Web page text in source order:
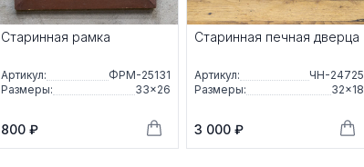
Старинная рамка
Артикул:
ФРМ-25131
Размеры:
33×26
800 ₽
Старинная печная дверца
Артикул:
ЧН-24725
Размеры:
32×18
3 000 ₽